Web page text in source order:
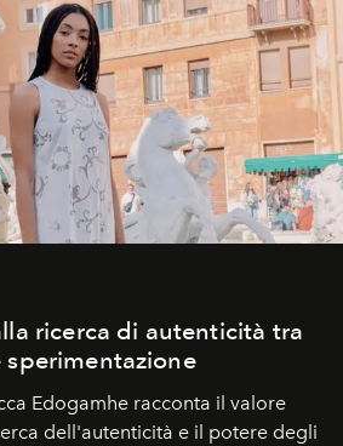
ricerca di autenticità tra
sperimentazione
Edogamhe racconta il valore
dell'autenticità e il potere degli